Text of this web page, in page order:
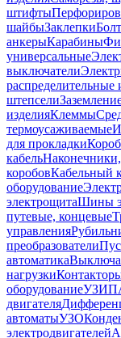
штифты
шайбыЗаклепки
анкерыКарабины
универсальные
выключатели
распределительные
штепсели
изделияКлеммы
термоусаживаемые
для прокладки
кабель
коробовКабельный
оборудование
электрощитаШины
путевые, концевые
управления
преобразователи
автоматика
нагрузки
оборудованиеУЗИП
двигателя
автоматыУЗО
электродвигателей